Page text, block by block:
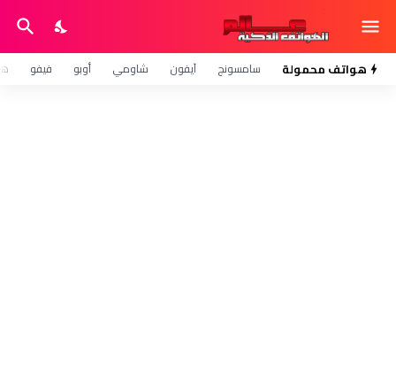
هواتف محمولة سامسونج آيفون شاومي أوبو فيفو